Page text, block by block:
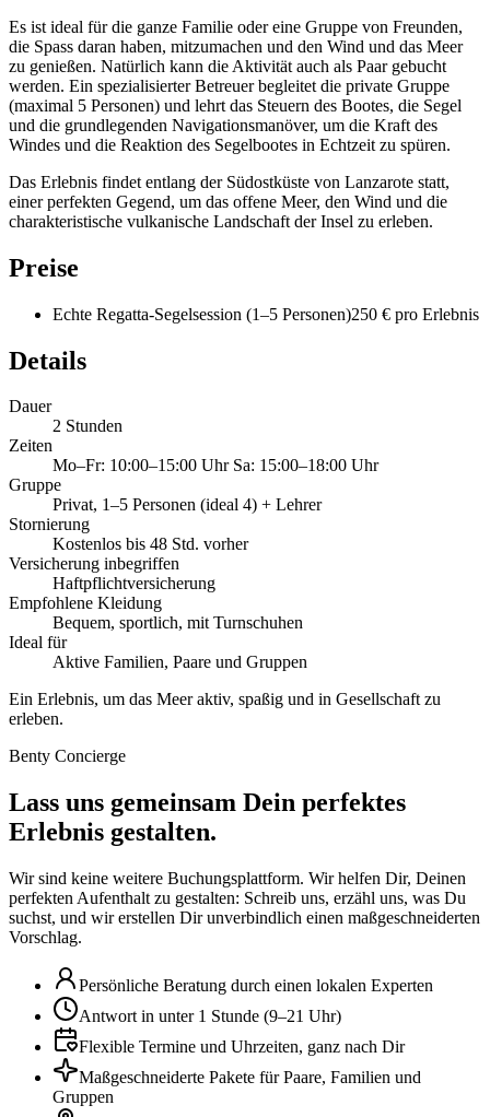
Es ist ideal für die ganze Familie oder eine Gruppe von Freunden,
die Spass daran haben, mitzumachen und den Wind und das Meer
zu genießen. Natürlich kann die Aktivität auch als Paar gebucht
werden. Ein spezialisierter Betreuer begleitet die private Gruppe
(maximal 5 Personen) und lehrt das Steuern des Bootes, die Segel
und die grundlegenden Navigationsmanöver, um die Kraft des
Windes und die Reaktion des Segelbootes in Echtzeit zu spüren.
Das Erlebnis findet entlang der Südostküste von Lanzarote statt,
einer perfekten Gegend, um das offene Meer, den Wind und die
charakteristische vulkanische Landschaft der Insel zu erleben.
Preise
Echte Regatta-Segelsession (1–5 Personen)250 € pro Erlebnis
Details
Dauer
2 Stunden
Zeiten
Mo–Fr: 10:00–15:00 Uhr Sa: 15:00–18:00 Uhr
Gruppe
Privat, 1–5 Personen (ideal 4) + Lehrer
Stornierung
Kostenlos bis 48 Std. vorher
Versicherung inbegriffen
Haftpflichtversicherung
Empfohlene Kleidung
Bequem, sportlich, mit Turnschuhen
Ideal für
Aktive Familien, Paare und Gruppen
Ein Erlebnis, um das Meer aktiv, spaßig und in Gesellschaft zu
erleben.
Benty Concierge
Lass uns gemeinsam Dein perfektes
Erlebnis gestalten.
Wir sind keine weitere Buchungsplattform. Wir helfen Dir, Deinen
perfekten Aufenthalt zu gestalten: Schreib uns, erzähl uns, was Du
suchst, und wir erstellen Dir unverbindlich einen maßgeschneiderten
Vorschlag.
Persönliche Beratung durch einen lokalen Experten
Antwort in unter 1 Stunde (9–21 Uhr)
Flexible Termine und Uhrzeiten, ganz nach Dir
Maßgeschneiderte Pakete für Paare, Familien und
Gruppen